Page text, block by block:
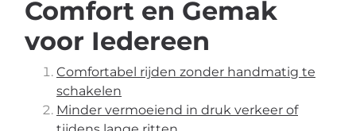
Comfort en Gemak
voor Iedereen
Comfortabel rijden zonder handmatig te
schakelen
Minder vermoeiend in druk verkeer of